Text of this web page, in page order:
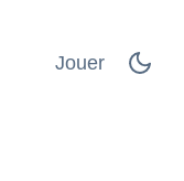
Jouer